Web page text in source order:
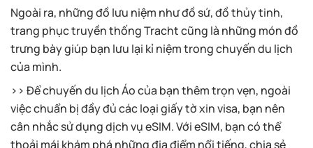
Ngoài ra, những đồ lưu niệm như đồ sứ, đồ thủy tinh,
trang phục truyền thống Tracht cũng là những món đồ
trưng bày giúp bạn lưu lại kỉ niệm trong chuyến du lịch
của mình.
>> Để chuyến du lịch Áo của bạn thêm trọn vẹn, ngoài
việc chuẩn bị đầy đủ các loại giấy tờ xin visa, bạn nên
cân nhắc sử dụng dịch vụ eSIM. Với eSIM, bạn có thể
thoải mái khám phá những địa điểm nổi tiếng, chia sẻ